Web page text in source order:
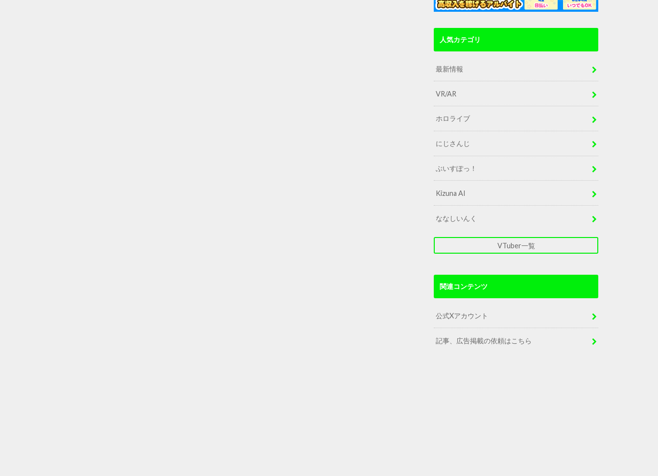
人気カテゴリ
最新情報
VR/AR
ホロライブ
にじさんじ
ぶいすぽっ！
Kizuna AI
ななしいんく
VTuber一覧
関連コンテンツ
公式Xアカウント
記事、広告掲載の依頼はこちら